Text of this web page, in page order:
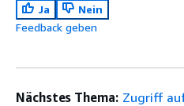
Ja
Nein
Feedback geben
Nächstes Thema: Zugriff